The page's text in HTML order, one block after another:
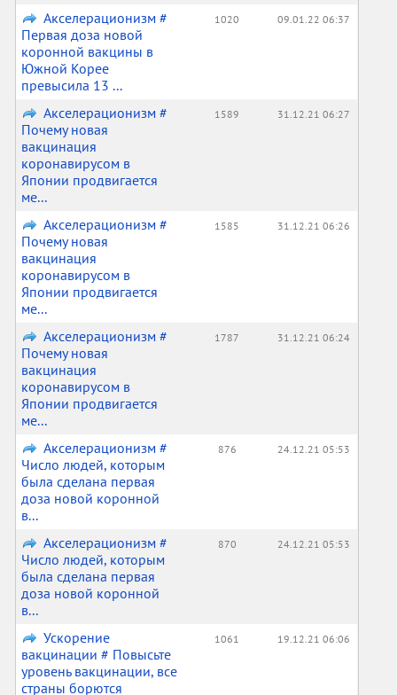
Акселерационизм #
Первая доза новой
коронной вакцины в
Южной Корее
превысила 13 ...
1020 09.01.22 06:37
Акселерационизм #
Почему новая
вакцинация
коронавирусом в
Японии продвигается
ме...
1589 31.12.21 06:27
Акселерационизм #
Почему новая
вакцинация
коронавирусом в
Японии продвигается
ме...
1585 31.12.21 06:26
Акселерационизм #
Почему новая
вакцинация
коронавирусом в
Японии продвигается
ме...
1787 31.12.21 06:24
Акселерационизм #
Число людей, которым
была сделана первая
доза новой коронной
в...
876 24.12.21 05:53
Акселерационизм #
Число людей, которым
была сделана первая
доза новой коронной
в...
870 24.12.21 05:53
Ускорение
вакцинации # Повысьте
уровень вакцинации, все
страны борются
1061 19.12.21 06:06